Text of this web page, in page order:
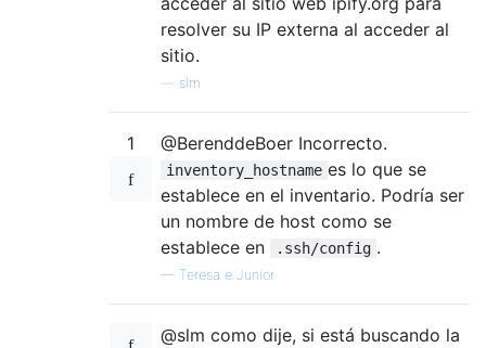
resolver su IP externa al acceder al
sitio.
slm
1 @BerenddeBoer Incorrecto.
inventory_hostname es lo que se
establece en el inventario. Podría ser
un nombre de host como se
establece en
.ssh/config .
— Teresa e Junior
@slm como dije, si está buscando la